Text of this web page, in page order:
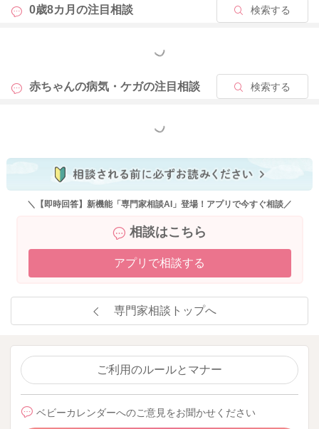
0歳8カ月の注目相談 検索する
もっと見る
赤ちゃんの病気・ケガの注目相談 検索する
もっと見る
＼【即時回答】新機能「専門家相談AI」登場！アプリで今すぐ相談／
相談はこちら
アプリで相談する
専門家相談トップへ
ご利用のルールとマナー
ベビーカレンダーへのご意見をお聞かせください